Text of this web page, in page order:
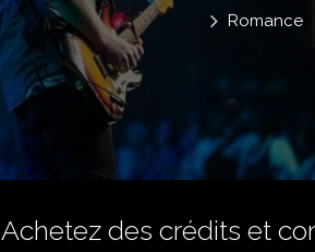
Romance
Achetez des crédits et